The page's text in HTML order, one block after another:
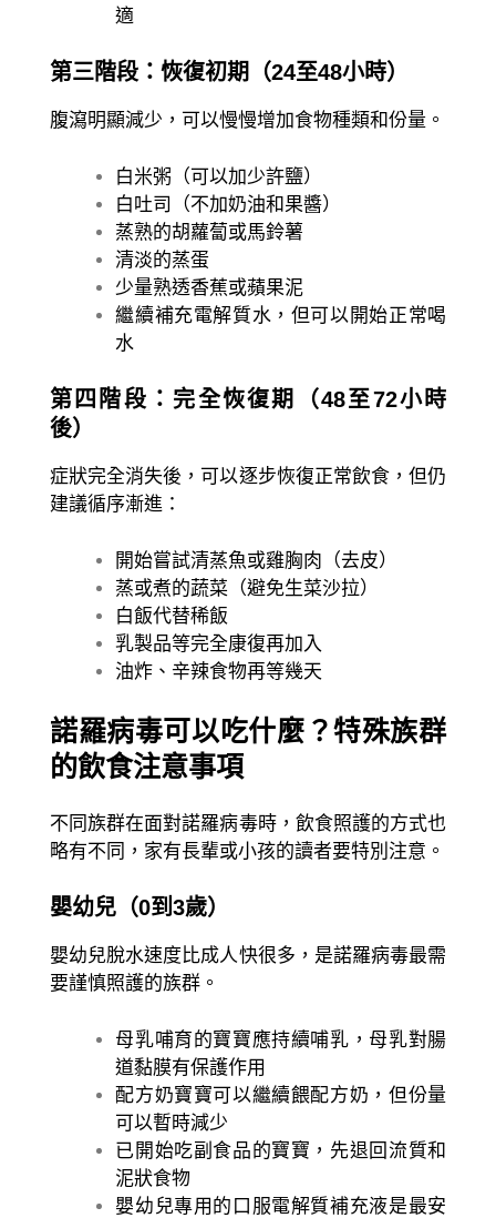
適
第三階段：恢復初期（24至48小時）
腹瀉明顯減少，可以慢慢增加食物種類和份量。
白米粥（可以加少許鹽）
白吐司（不加奶油和果醬）
蒸熟的胡蘿蔔或馬鈴薯
清淡的蒸蛋
少量熟透香蕉或蘋果泥
繼續補充電解質水，但可以開始正常喝
水
第四階段：完全恢復期（48至72小時
後）
症狀完全消失後，可以逐步恢復正常飲食，但仍
建議循序漸進：
開始嘗試清蒸魚或雞胸肉（去皮）
蒸或煮的蔬菜（避免生菜沙拉）
白飯代替稀飯
乳製品等完全康復再加入
油炸、辛辣食物再等幾天
諾羅病毒可以吃什麼？特殊族群
的飲食注意事項
不同族群在面對諾羅病毒時，飲食照護的方式也
略有不同，家有長輩或小孩的讀者要特別注意。
嬰幼兒（0到3歲）
嬰幼兒脫水速度比成人快很多，是諾羅病毒最需
要謹慎照護的族群。
母乳哺育的寶寶應持續哺乳，母乳對腸
道黏膜有保護作用
配方奶寶寶可以繼續餵配方奶，但份量
可以暫時減少
已開始吃副食品的寶寶，先退回流質和
泥狀食物
嬰幼兒專用的口服電解質補充液是最安